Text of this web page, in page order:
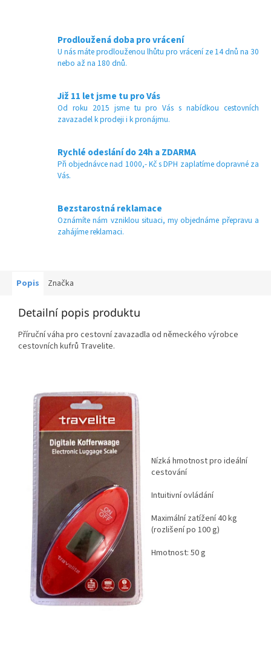
Prodloužená doba pro vrácení
U nás máte prodlouženou lhůtu pro vrácení ze 14 dnů na 30
nebo až na 180 dnů.
Již 11 let jsme tu pro Vás
Od roku 2015 jsme tu pro Vás s nabídkou cestovních
zavazadel k prodeji i k pronájmu.
Rychlé odeslání do 24h a ZDARMA
Při objednávce nad 1000,- Kč s DPH zaplatíme dopravné za
Vás.
Bezstarostná reklamace
Oznámíte nám vzniklou situaci, my objednáme přepravu a
zahájíme reklamaci.
Popis Značka
Detailní popis produktu
Příruční váha pro cestovní zavazadla od německého výrobce
cestovních kufrů Travelite.
Nízká hmotnost pro ideální
cestování
Intuitivní ovládání
Maximální zatížení 40 kg
(rozlišení po 100 g)
Hmotnost: 50 g